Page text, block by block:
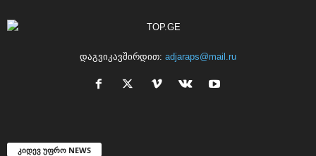
დაგვიკავშირდით: adjaraps@mail.ru
კიდევ უფრო NEWS